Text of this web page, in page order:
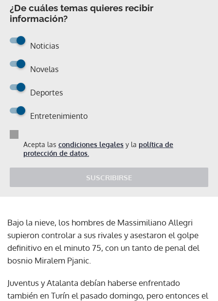
¿De cuáles temas quieres recibir
información?
Noticias
Novelas
Deportes
Entretenimiento
Acepta las condiciones legales y la política de
protección de datos.
SUSCRIBIRSE
Bajo la nieve, los hombres de Massimiliano Allegri
supieron controlar a sus rivales y asestaron el golpe
definitivo en el minuto 75, con un tanto de penal del
bosnio Miralem Pjanic.
Juventus y Atalanta debían haberse enfrentado
también en Turín el pasado domingo, pero entonces el